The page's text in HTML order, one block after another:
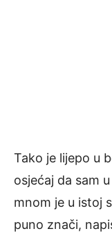
Tako je lijepo u
osjećaj da sam
mnom je u istoj
puno znači,